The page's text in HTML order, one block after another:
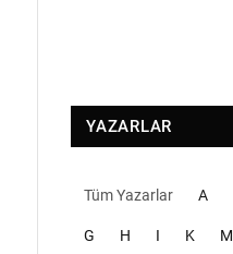
YAZARLAR
Tüm Yazarlar A
G H I K M